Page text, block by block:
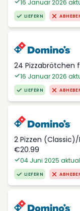
16 Januar 2026
LIEFERN
24 Pizzabrötchen
16 Januar 2026
LIEFERN
2 Pizzen
€20.99
04 Juni 2025
LIEFERN